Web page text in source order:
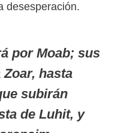
desesperación.
por Moab; sus
hasta
subirán
de Luhit, y